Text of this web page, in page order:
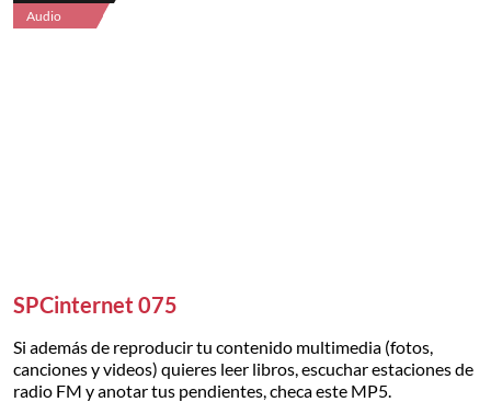
Audio
SPCinternet 075
Si además de reproducir tu contenido multimedia (fotos,
canciones y videos) quieres leer libros, escuchar estaciones de
radio FM y anotar tus pendientes, checa este MP5.